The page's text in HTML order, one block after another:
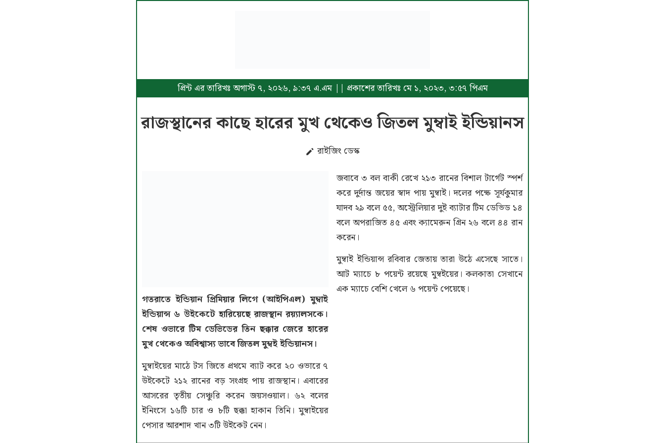
প্রিন্ট এর তারিখঃ অগাস্ট ৭, ২০২৬, ৯:৩৭ এ.এম || প্রকাশের তারিখঃ মে ১, ২০২৩, ৩:৫৭ পিএম
রাজস্থানের কাছে হারের মুখ থেকেও জিতল মুম্বাই ইন্ডিয়ানস
রাইজিং ডেস্ক
গতরাতে ইন্ডিয়ান প্রিমিয়ার লিগে (আইপিএল) মুম্বাই
ইন্ডিয়ান্স ৬ উইকেটে হারিয়েছে রাজস্থান রয়্যালসকে।
শেষ ওভারে টিম ডেভিডের তিন ছক্কার জেরে হারের
মুখ থেকেও অবিশ্বাস্য ভাবে জিতল মুম্বই ইন্ডিয়ানস।
মুম্বাইয়ের মাঠে টস জিতে প্রথমে ব্যাট করে ২০ ওভারে ৭
উইকেটে ২১২ রানের বড় সংগ্রহ পায় রাজস্থান। এবারের
আসরের তৃতীয় সেঞ্চুরি করেন জয়সওয়াল। ৬২ বলের
ইনিংসে ১৬টি চার ও ৮টি ছক্কা হাকান তিনি। মুম্বাইয়ের
পেসার আরশাদ খান ৩টি উইকেট নেন।
জবাবে ৩ বল বাকী রেখে ২১৩ রানের বিশাল টার্গেট স্পর্শ
করে দুর্দান্ত জয়ের স্বাদ পায় মুম্বাই। দলের পক্ষে সূর্যকুমার
যাদব ২৯ বলে ৫৫, অস্ট্রেলিয়ার দুই ব্যাটার টিম ডেভিড ১৪
বলে অপরাজিত ৪৫ এবং ক্যামেরুন গ্রিন ২৬ বলে ৪৪ রান
করেন।
মুম্বাই ইন্ডিয়ান্স রবিবার জেতায় তারা উঠে এসেছে সাতে।
আট ম্যাচে ৮ পয়েন্ট রয়েছে মুম্বইয়ের। কলকাতা সেখানে
এক ম্যাচে বেশি খেলে ৬ পয়েন্ট পেয়েছে।